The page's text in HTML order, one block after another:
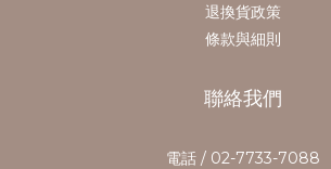
退換貨政策
條款與細則
聯絡我們
電話 / 02-7733-7088